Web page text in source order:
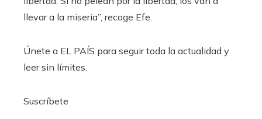
llevar a la miseria”, recoge Efe.
Únete a EL PAÍS para seguir toda la actualidad y
leer sin límites.
Suscríbete